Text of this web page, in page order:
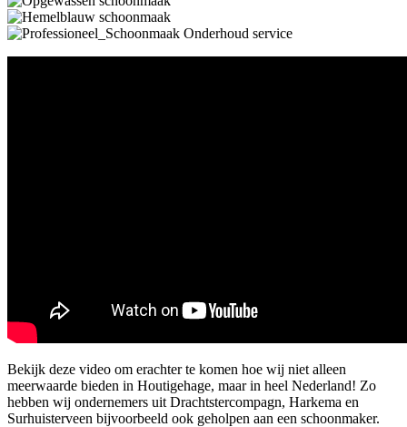
Bekijk deze video om erachter te komen hoe wij niet alleen
meerwaarde bieden in Houtigehage, maar in heel Nederland! Zo
hebben wij ondernemers uit Drachtstercompagn, Harkema en
Surhuisterveen bijvoorbeeld ook geholpen aan een schoonmaker.